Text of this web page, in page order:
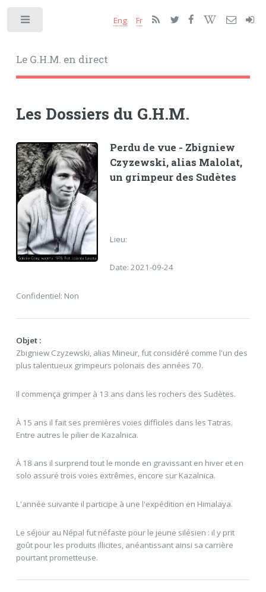
Le G.H.M. en direct
Eng Fr
Les Dossiers du G.H.M.
Perdu de vue - Zbigniew
Czyzewski, alias Malolat,
un grimpeur des Sudètes
Lieu:
Date: 2021-09-24
Confidentiel: Non
Objet :
Zbigniew Czyzewski, alias Mineur, fut considéré comme l'un des
plus talentueux grimpeurs polonais des années 70.
Il commença grimper à 13 ans dans les rochers des Sudètes.
À 15 ans il fait ses premières voies difficiles dans les Tatras.
Entre autres le pilier de Kazalnica.
À 18 ans il surprend tout le monde en gravissant en hiver et en
solo assuré trois voies extrêmes, encore sur Kazalnica.
L'année suivante il participe à une l'expédition en Himalaya.
Le séjour au Népal fut néfaste pour le jeune silésien : il y prit
goût pour les produits illicites, anéantissant ainsi sa carrière
pourtant prometteuse.